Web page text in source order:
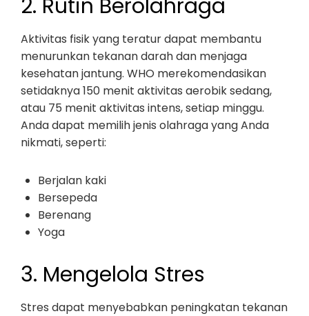
2. Rutin Berolahraga
Aktivitas fisik yang teratur dapat membantu
menurunkan tekanan darah dan menjaga
kesehatan jantung. WHO merekomendasikan
setidaknya 150 menit aktivitas aerobik sedang,
atau 75 menit aktivitas intens, setiap minggu.
Anda dapat memilih jenis olahraga yang Anda
nikmati, seperti:
Berjalan kaki
Bersepeda
Berenang
Yoga
3. Mengelola Stres
Stres dapat menyebabkan peningkatan tekanan